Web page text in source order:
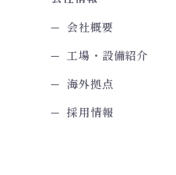
会社概要
工場・設備紹介
海外拠点
採用情報